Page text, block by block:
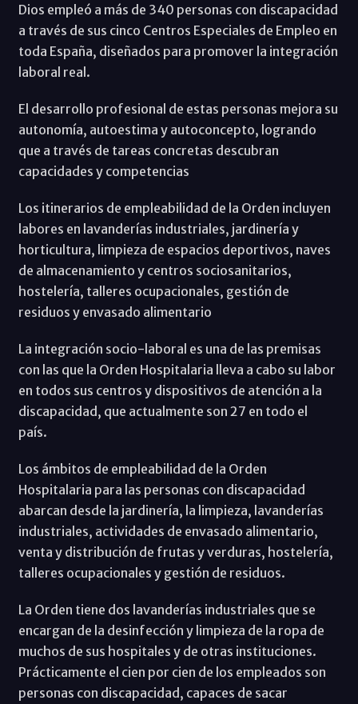
Dios empleó a más de 340 personas con discapacidad
a través de sus cinco Centros Especiales de Empleo en
toda España, diseñados para promover la integración
laboral real.
El desarrollo profesional de estas personas mejora su
autonomía, autoestima y autoconcepto, logrando
que a través de tareas concretas descubran
capacidades y competencias
Los itinerarios de empleabilidad de la Orden incluyen
labores en lavanderías industriales, jardinería y
horticultura, limpieza de espacios deportivos, naves
de almacenamiento y centros sociosanitarios,
hostelería, talleres ocupacionales, gestión de
residuos y envasado alimentario
La integración socio-laboral es una de las premisas
con las que la Orden Hospitalaria lleva a cabo su labor
en todos sus centros y dispositivos de atención a la
discapacidad, que actualmente son 27 en todo el
país.
Los ámbitos de empleabilidad de la Orden
Hospitalaria para las personas con discapacidad
abarcan desde la jardinería, la limpieza, lavanderías
industriales, actividades de envasado alimentario,
venta y distribución de frutas y verduras, hostelería,
talleres ocupacionales y gestión de residuos.
La Orden tiene dos lavanderías industriales que se
encargan de la desinfección y limpieza de la ropa de
muchos de sus hospitales y de otras instituciones.
Prácticamente el cien por cien de los empleados son
personas con discapacidad, capaces de sacar